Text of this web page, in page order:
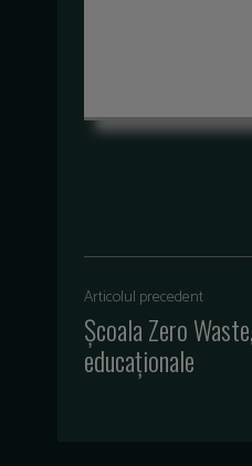
Articolul precedent
Școala Zero
educaționale